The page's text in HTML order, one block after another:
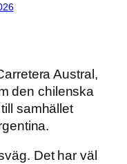
Austral,
den chilenska
samhället
Det har väl